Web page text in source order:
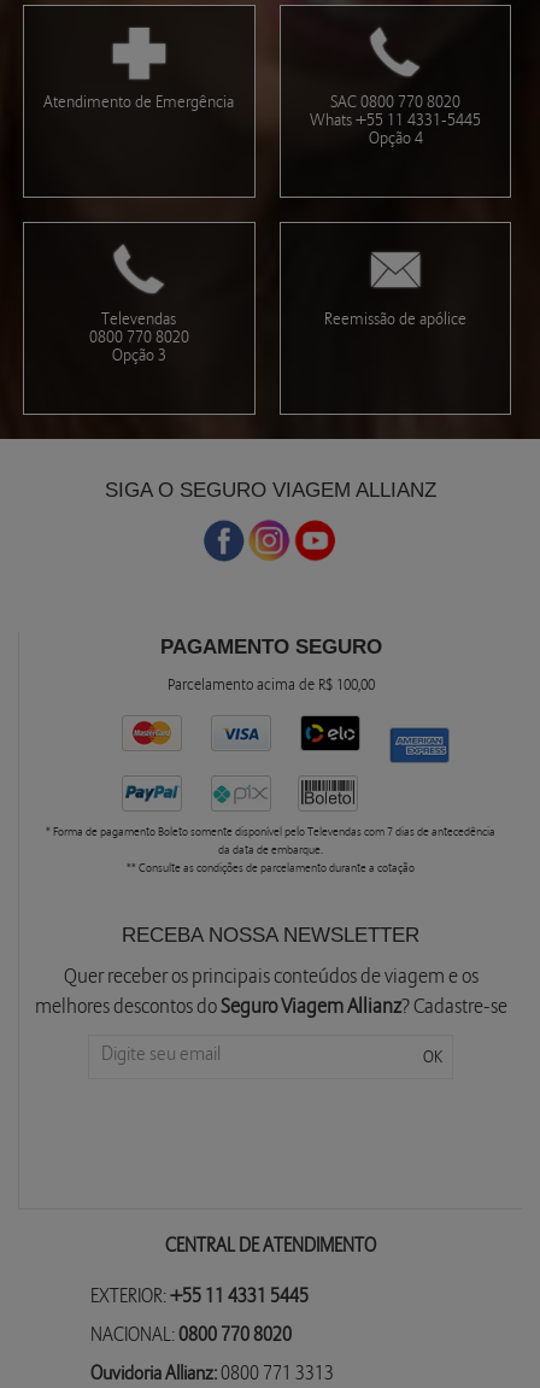
Atendimento de Emergência
SAC 0800 770 8020
Whats +55 11 4331-5445
Opção 4
Televendas
0800 770 8020
Opção 3
Reemissão de apólice
SIGA O SEGURO VIAGEM ALLIANZ
PAGAMENTO SEGURO
Parcelamento acima de R$ 100,00
* Forma de pagamento Boleto somente disponível pelo Televendas com 7 dias de antecedência
da data de embarque.
** Consulte as condições de parcelamento durante a cotação
RECEBA NOSSA NEWSLETTER
Quer receber os principais conteúdos de viagem e os
melhores descontos doSeguro Viagem Allianz? Cadastre-se
CENTRAL DE ATENDIMENTO
EXTERIOR:+55 11 4331 5445
NACIONAL:0800 770 8020
Ouvidoria Allianz:0800 771 3313